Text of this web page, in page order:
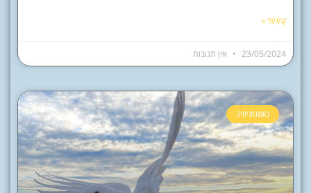
קרא עוד »
23/05/2024 אין תגובות
באמונתו יחיה